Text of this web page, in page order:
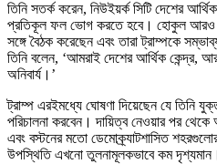
তিনি সতর্ক করেন, নিউইয়র্ক সিটি দেশের
প্রতিকূল ফল ভোগ করতে হবে। হোকুল আরও
সঙ্গে বৈঠক করেছেন এবং তারা ট্রাম্পকে
তিনি বলেন, ‘আমরাই দেশের আর্থিক কেন্দ্র,
অনিবার্য।’
ট্রাম্প এরইমধ্যে ঘোষণা দিয়েছেন যে তিনি
পরিচালনা করবেন। দায়িত্ব নেওয়ার পর
এবং বস্টনের মতো ডেমোক্র্যাটশাসিত
উপস্থিতি এখনো তুলনামূলকভাবে কম দৃশ্যমান।